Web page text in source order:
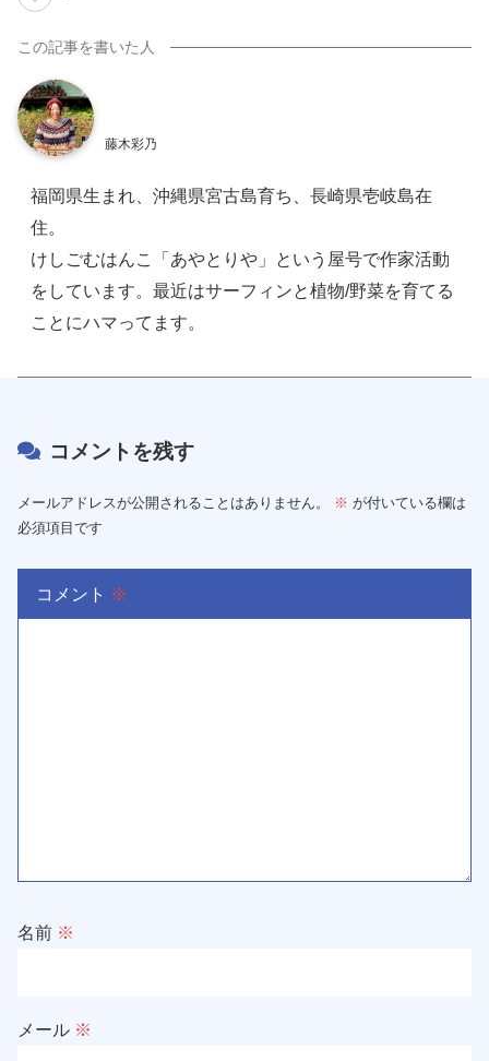
藤木彩乃
福岡県生まれ、沖縄県宮古島育ち、長崎県壱岐島在
住。
けしごむはんこ「あやとりや」という屋号で作家活動
をしています。最近はサーフィンと植物/野菜を育てる
ことにハマってます。
コメントを残す
メールアドレスが公開されることはありません。 ※ が付いている欄は
必須項目です
コメント ※
名前 ※
メール ※